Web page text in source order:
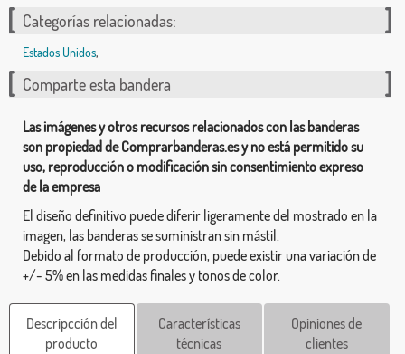
Categorías relacionadas:
Estados Unidos,
Comparte esta bandera
Las imágenes y otros recursos relacionados con las banderas
son propiedad de Comprarbanderas.es y no está permitido su
uso, reproducción o modificación sin consentimiento expreso
de la empresa
El diseño definitivo puede diferir ligeramente del mostrado en la
imagen, las banderas se suministran sin mástil.
Debido al formato de producción, puede existir una variación de
+/- 5% en las medidas finales y tonos de color.
Descripcción del
producto
Características
técnicas
Opiniones de
clientes